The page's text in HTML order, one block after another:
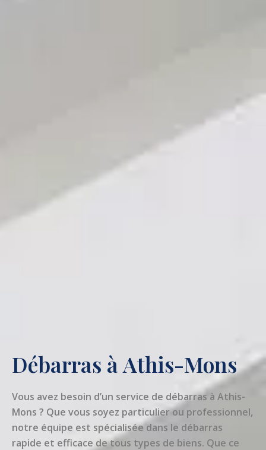
Débarras à Athis-Mons
Vous avez besoin d’un service de débarras à Athis-
Mons ? Que vous soyez particulier ou professionnel,
notre équipe est spécialisée dans le débarras
rapide et efficace de tous types de biens. Que ce